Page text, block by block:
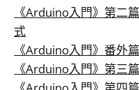
《Arduino入門》第二
式
《Arduino入門》番外
《Arduino入門》第三